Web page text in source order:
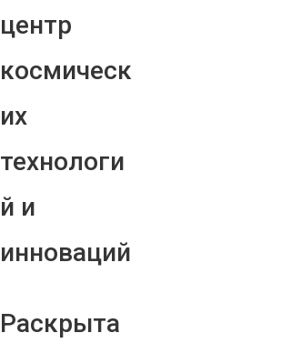
центр
космическ
их
технологи
й и
инноваций
Раскрыта